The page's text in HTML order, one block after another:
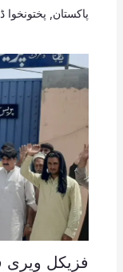
پاکستان پختونخوا